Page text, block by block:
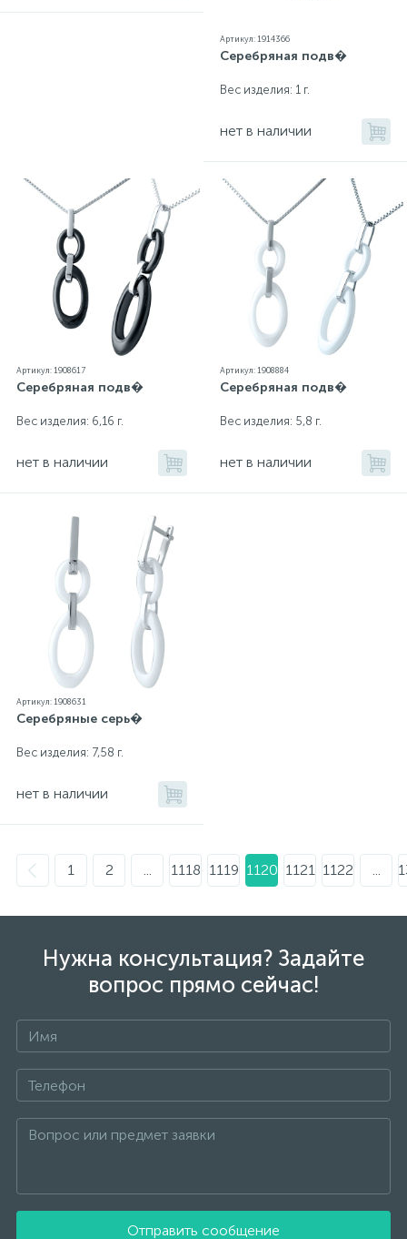
Артикул: 1914366
Серебряная подв�
Вес изделия: 1 г.
нет в наличии
Артикул: 1908617
Серебряная подв�
Вес изделия: 6,16 г.
нет в наличии
Артикул: 1908884
Серебряная подв�
Вес изделия: 5,8 г.
нет в наличии
Артикул: 1908631
Серебряные серь�
Вес изделия: 7,58 г.
нет в наличии
1 2 ... 1118 1119 1120 1121 1122 ...
Нужна консультация? Задайте
вопрос прямо сейчас!
Отправить сообщение